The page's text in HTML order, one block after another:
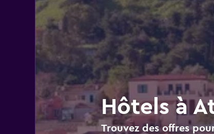
Hôtels à
Trouvez des offres